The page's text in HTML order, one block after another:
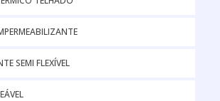
SEMI FLEXÍVEL